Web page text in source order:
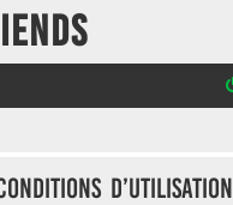
d’utilisation